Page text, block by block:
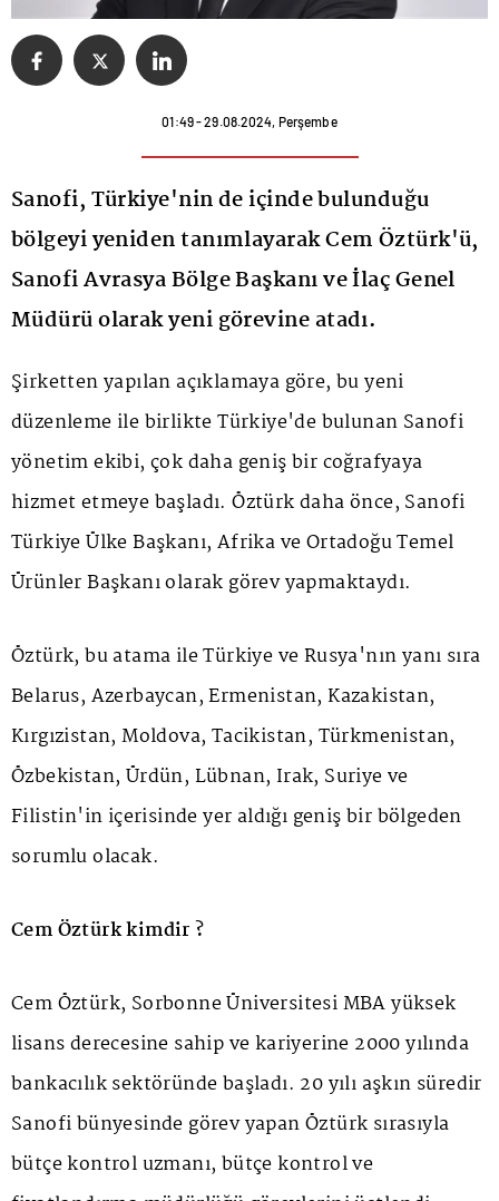
01:49 - 29.08.2024, Perşembe
Sanofi, Türkiye'nin de içinde bulunduğu
bölgeyi yeniden tanımlayarak Cem Öztürk'ü,
Sanofi Avrasya Bölge Başkanı ve İlaç Genel
Müdürü olarak yeni görevine atadı.
Şirketten yapılan açıklamaya göre, bu yeni
düzenleme ile birlikte Türkiye'de bulunan Sanofi
yönetim ekibi, çok daha geniş bir coğrafyaya
hizmet etmeye başladı. Öztürk daha önce, Sanofi
Türkiye Ülke Başkanı, Afrika ve Ortadoğu Temel
Ürünler Başkanı olarak görev yapmaktaydı.
Öztürk, bu atama ile Türkiye ve Rusya'nın yanı sıra
Belarus, Azerbaycan, Ermenistan, Kazakistan,
Kırgızistan, Moldova, Tacikistan, Türkmenistan,
Özbekistan, Ürdün, Lübnan, Irak, Suriye ve
Filistin'in içerisinde yer aldığı geniş bir bölgeden
sorumlu olacak.
Cem Öztürk kimdir ?
Cem Öztürk, Sorbonne Üniversitesi MBA yüksek
lisans derecesine sahip ve kariyerine 2000 yılında
bankacılık sektöründe başladı. 20 yılı aşkın süredir
Sanofi bünyesinde görev yapan Öztürk sırasıyla
bütçe kontrol uzmanı, bütçe kontrol ve